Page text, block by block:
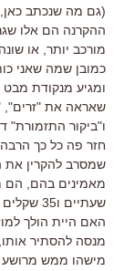
(גם מה שנכתב
ההקרנה הם אלו
מורכב יותר, או
כמובן שמה שאני
ומגיע מנקודת
שאראה את "זרים",
ו"ביקור התזמורת"
חזר פה כל כך
שמסרב להקרין את
מאמינים בהם, הם
שעתיים ו35 שקלים חדשים?
האם היית הולך
מנסה להסתיר
מישהו ממש מרושע